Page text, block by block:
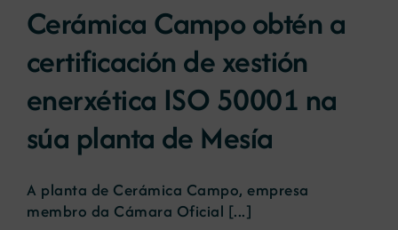
Cerámica Campo obtén a
certificación de xestión
enerxética ISO 50001 na
súa planta de Mesía
A planta de Cerámica Campo, empresa
membro da Cámara Oficial [...]